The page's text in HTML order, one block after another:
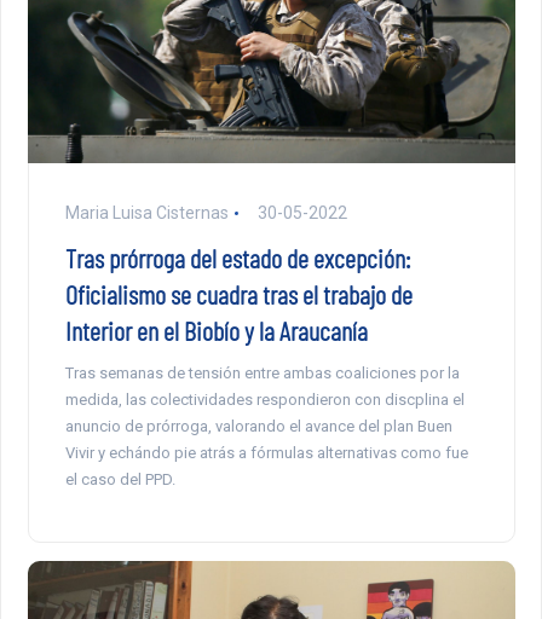
Maria Luisa Cisternas 30-05-2022
Tras prórroga del estado de excepción:
Oficialismo se cuadra tras el trabajo de
Interior en el Biobío y la Araucanía
Tras semanas de tensión entre ambas coaliciones por la
medida, las colectividades respondieron con discplina el
anuncio de prórroga, valorando el avance del plan Buen
Vivir y echándo pie atrás a fórmulas alternativas como fue
el caso del PPD.